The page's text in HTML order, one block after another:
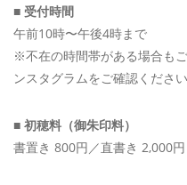
■ 受付時間
午前10時〜午後4時まで
※不在の時間帯がある場合も
ンスタグラムをご確認ください
■ 初穂料（御朱印料）
書置き 800円／直書き 2,000円